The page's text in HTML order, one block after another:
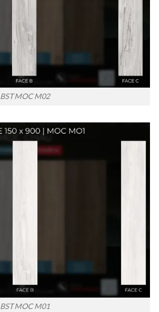
BST MOC M02
BST MOC M01